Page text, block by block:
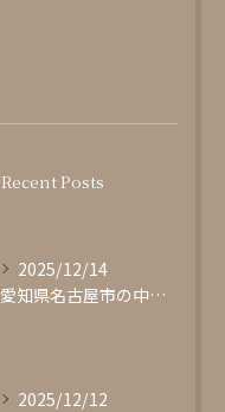
Recent Posts
2025/12/14
愛知県名古屋市の中心部に位置する女性専用パーソナルジムgli...
2025/12/12